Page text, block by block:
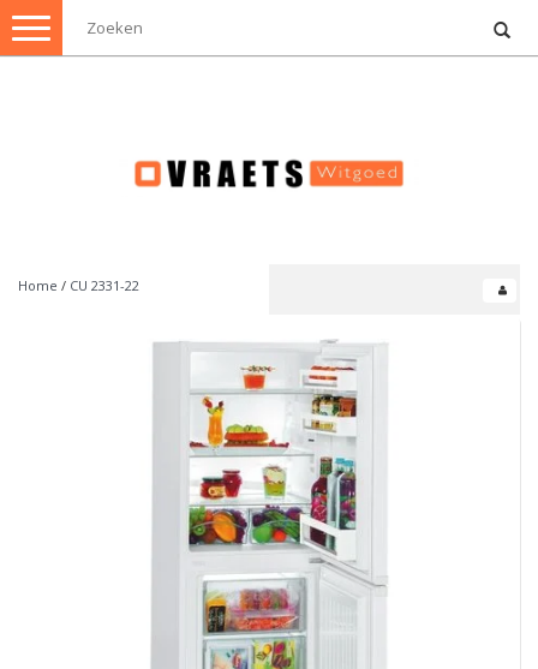
Toggle
navigation
Home / CU 2331-22